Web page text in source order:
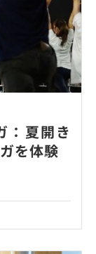
：夏開き
を体験